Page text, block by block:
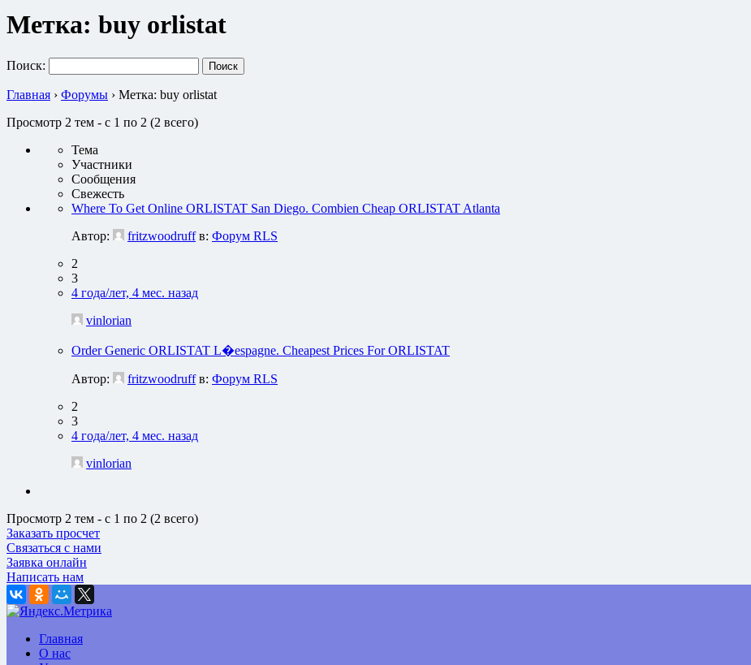
Метка: buy orlistat
Поиск:
Главная › Форумы › Метка: buy orlistat
Просмотр 2 тем - с 1 по 2 (2 всего)
Тема
Участники
Сообщения
Свежесть
Where To Get Online ORLISTAT San Diego. Combien Cheap ORLISTAT Atlanta
Автор:
fritzwoodruff в: Форум RLS
2
3
4 года/лет, 4 мес. назад
vinlorian
Order Generic ORLISTAT L�espagne. Cheapest Prices For ORLISTAT
Автор: fritzwoodruff в: Форум RLS
2
3
4 года/лет, 4 мес. назад
vinlorian
Просмотр 2 тем - с 1 по 2 (2 всего)
Заказать просчет
Связаться с нами
Заявка онлайн
Написать нам
Главная
О нас